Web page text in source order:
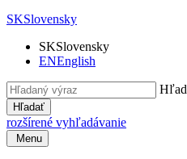
SKSlovensky
SKSlovensky
ENEnglish
Hľadať
rozšírené vyhľadávanie
Menu